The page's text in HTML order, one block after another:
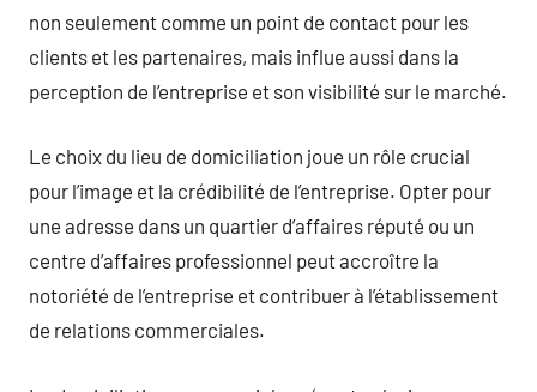
non seulement comme un point de contact pour les
clients et les partenaires, mais influe aussi dans la
perception de l’entreprise et son visibilité sur le marché.
Le choix du lieu de domiciliation joue un rôle crucial
pour l’image et la crédibilité de l’entreprise. Opter pour
une adresse dans un quartier d’affaires réputé ou un
centre d’affaires professionnel peut accroître la
notoriété de l’entreprise et contribuer à l’établissement
de relations commerciales.